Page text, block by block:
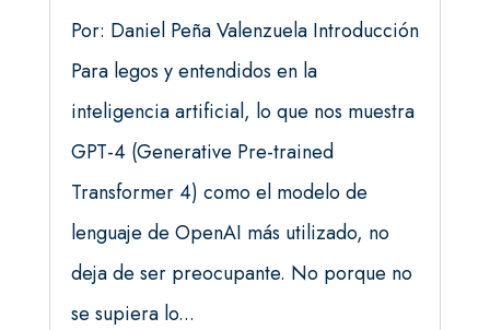
Por: Daniel Peña Valenzuela Introducción
Para legos y entendidos en la
inteligencia artificial, lo que nos muestra
GPT-4 (Generative Pre-trained
Transformer 4) como el modelo de
lenguaje de OpenAI más utilizado, no
deja de ser preocupante. No porque no
se supiera lo...